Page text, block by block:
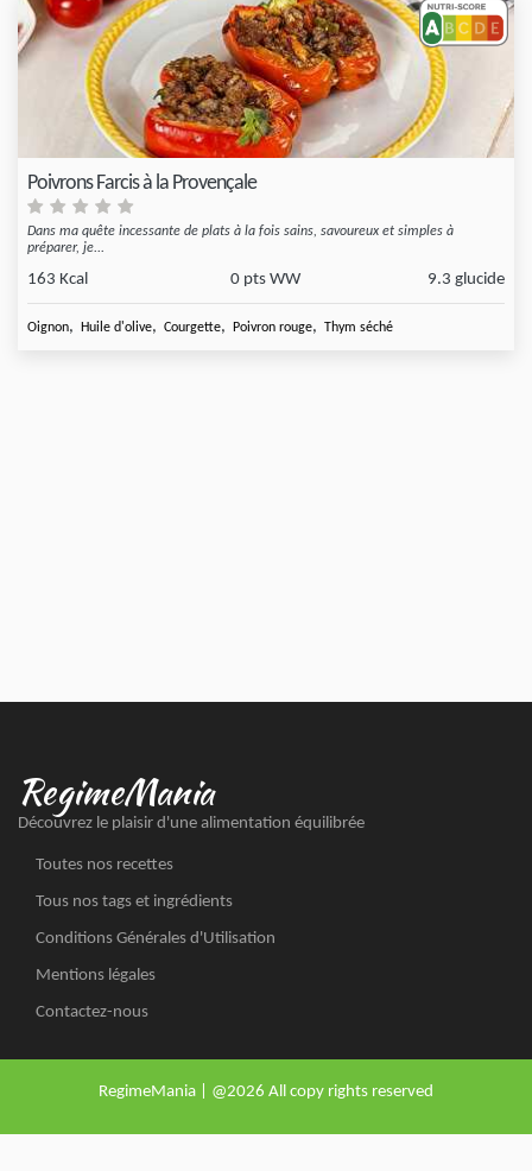
Poivrons Farcis à la Provençale
Dans ma quête incessante de plats à la fois sains, savoureux et simples à
préparer, je...
163 Kcal 0 pts WW 9.3 glucide
Oignon, Huile d'olive, Courgette, Poivron rouge, Thym séché
RegimeMania
Découvrez le plaisir d'une alimentation équilibrée
Toutes nos recettes
Tous nos tags et ingrédients
Conditions Générales d'Utilisation
Mentions légales
Contactez-nous
RegimeMania | @2026 All copy rights reserved